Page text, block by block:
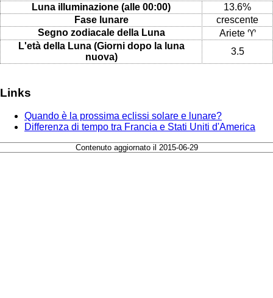
Luna illuminazione (alle 00:00)
13.6%
Fase lunare
crescente
Segno zodiacale della Luna
Ariete ♈
L'età della Luna (Giorni dopo la luna
nuova)
3.5
Links
Quando è la prossima eclissi solare e lunare?
Differenza di tempo tra Francia e Stati Uniti d'America
Contenuto aggiornato il 2015-06-29